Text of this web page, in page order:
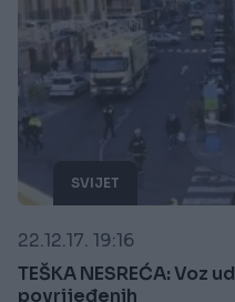
SVIJET
22.12.17. 19:16
TEŠKA NESREĆA: Voz
povrijeđenih